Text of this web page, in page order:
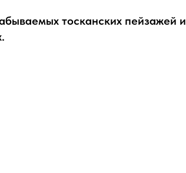
тосканских пейзажей и